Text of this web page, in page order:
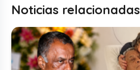
Noticias relacionadas